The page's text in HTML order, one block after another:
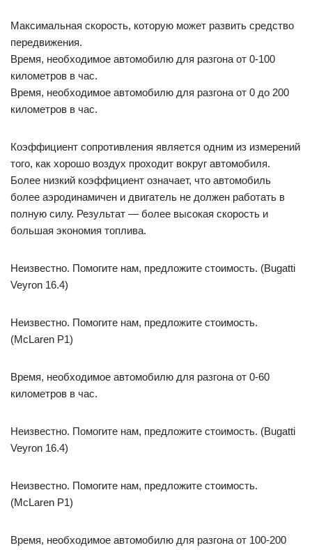
Максимальная скорость, которую может развить средство
передвижения.
Время, необходимое автомобилю для разгона от 0-100
километров в час.
Время, необходимое автомобилю для разгона от 0 до 200
километров в час.
Коэффициент сопротивления является одним из измерений
того, как хорошо воздух проходит вокруг автомобиля.
Более низкий коэффициент означает, что автомобиль
более аэродинамичен и двигатель не должен работать в
полную силу. Результат — более высокая скорость и
большая экономия топлива.
Неизвестно. Помогите нам, предложите стоимость. (Bugatti
Veyron 16.4)
Неизвестно. Помогите нам, предложите стоимость.
(McLaren P1)
Время, необходимое автомобилю для разгона от 0-60
километров в час.
Неизвестно. Помогите нам, предложите стоимость. (Bugatti
Veyron 16.4)
Неизвестно. Помогите нам, предложите стоимость.
(McLaren P1)
Время, необходимое автомобилю для разгона от 100-200